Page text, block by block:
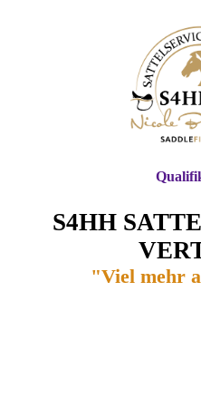
S4HH
"Viel mehr